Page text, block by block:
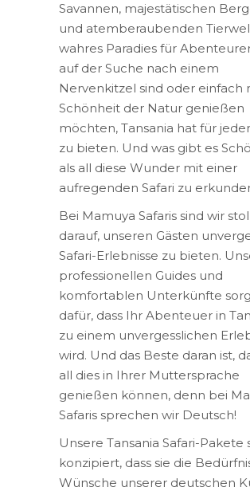
Savannen, majestätischen
und atemberaubenden
wahres Paradies für
auf der Suche nach einem
Nervenkitzel sind oder einfach
Schönheit der Natur genießen
möchten, Tansania hat für
zu bieten. Und was gibt es
als all diese Wunder mit einer
aufregenden Safari zu
Bei Mamuya Safaris sind wir
darauf, unseren Gästen
Safari-Erlebnisse zu bieten.
professionellen Guides und
komfortablen Unterkünfte
dafür, dass Ihr Abenteuer in
zu einem unvergesslichen
wird. Und das Beste daran ist,
all dies in Ihrer Muttersprache
genießen können, denn bei
Safaris sprechen wir Deutsch!
Unsere Tansania Safari-Pakete
konzipiert, dass sie die
Wünsche unserer deutschen